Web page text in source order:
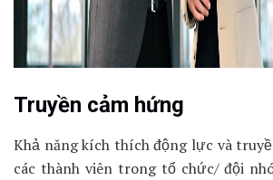
Truyền cảm hứng
Khả năng kích thích động lực và
các thành viên trong tổ chức/ đội